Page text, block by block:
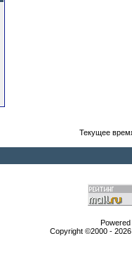
Текущее
Copyright ©2000 -